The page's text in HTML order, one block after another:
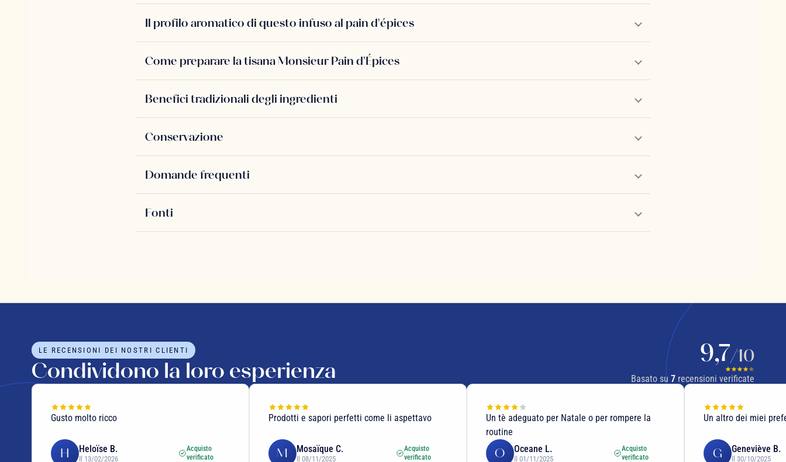
Il profilo aromatico di questo infuso al pain d'épices
Come preparare la tisana Monsieur Pain d'Épices
Benefici tradizionali degli ingredienti
Conservazione
Domande frequenti
Fonti
LE RECENSIONI DEI NOSTRI CLIENTI
Condividono la loro esperienza
9,7/10
Basato su7 recensioni verificate
Gusto molto ricco
H Heloïse B.
Il 13/02/2026
Acquisto
verificato
Prodotti e sapori perfetti come li aspettavo
M Mosaïque C.
Il 08/11/2025
Acquisto
verificato
Un tè adeguato per Natale o per rompere la
routine
O Oceane L.
Il 01/11/2025
Acquisto
verificato
Un altro dei miei
G Geneviève B.
Il 30/10/2025